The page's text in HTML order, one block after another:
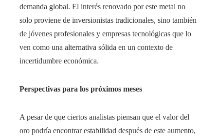
demanda global. El interés renovado por este metal no
solo proviene de inversionistas tradicionales, sino también
de jóvenes profesionales y empresas tecnológicas que lo
ven como una alternativa sólida en un contexto de
incertidumbre económica.
Perspectivas para los próximos meses
A pesar de que ciertos analistas piensan que el valor del
oro podría encontrar estabilidad después de este aumento,